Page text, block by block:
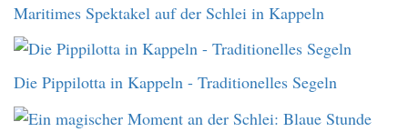
Maritimes Spektakel auf der Schlei in Kappeln
Die Pippilotta in Kappeln - Traditionelles Segeln